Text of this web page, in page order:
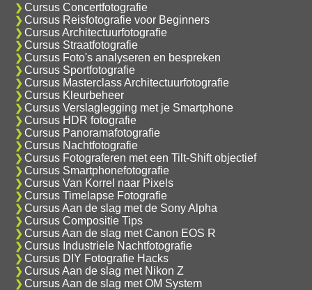
Cursus Concertfotografie
Cursus Reisfotografie voor Beginners
Cursus Architectuurfotografie
Cursus Straatfotografie
Cursus Foto's analyseren en bespreken
Cursus Sportfotografie
Cursus Masterclass Architectuurfotografie
Cursus Kleurbeheer
Cursus Verslaglegging met je Smartphone
Cursus HDR fotografie
Cursus Panoramafotografie
Cursus Nachtfotografie
Cursus Fotograferen met een Tilt-Shift objectief
Cursus Smartphonefotografie
Cursus Van Korrel naar Pixels
Cursus Timelapse Fotografie
Cursus Aan de slag met de Sony Alpha
Cursus Compositie Tips
Cursus Aan de slag met Canon EOS R
Cursus Industriele Nachtfotografie
Cursus DIY Fotografie Hacks
Cursus Aan de slag met Nikon Z
Cursus Aan de slag met OM System